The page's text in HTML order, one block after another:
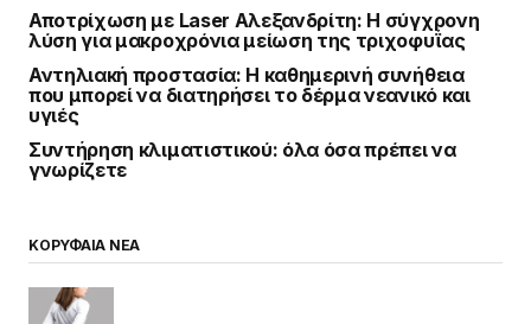
Αποτρίχωση με Laser Αλεξανδρίτη: Η σύγχρονη
λύση για μακροχρόνια μείωση της τριχοφυΐας
Αντηλιακή προστασία: Η καθημερινή συνήθεια
που μπορεί να διατηρήσει το δέρμα νεανικό και
υγιές
Συντήρηση κλιματιστικού: όλα όσα πρέπει να
γνωρίζετε
ΚΟΡΥΦΑΙΑ ΝΕΑ